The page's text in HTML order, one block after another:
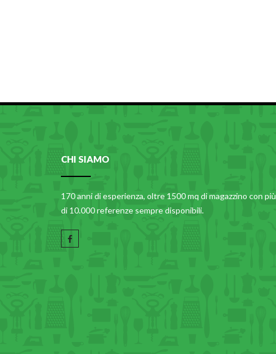
CHI SIAMO
170 anni di esperienza, oltre 1500 mq di magazzino con più
di 10.000 referenze sempre disponibili.